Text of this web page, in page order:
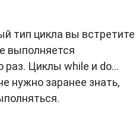
тип цикла вы встретите
выполняется
раз. Циклы while и do…
нужно заранее знать,